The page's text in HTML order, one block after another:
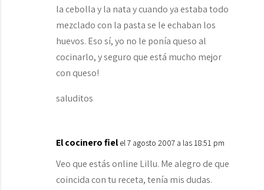
la cebolla y la nata y cuando ya estaba todo
mezclado con la pasta se le echaban los
huevos. Eso sí, yo no le ponía queso al
cocinarlo, y seguro que está mucho mejor
con queso!
saluditos
El cocinero fiel el 7 agosto 2007 a las 18:51 pm
Veo que estás online Lillu. Me alegro de que
coincida con tu receta, tenía mis dudas.